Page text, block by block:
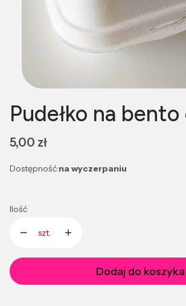
Pudełko na bento
Cena
5,00 zł
Dostępność:na wyczerpaniu
Ilość
szt.
Dodaj do koszyka